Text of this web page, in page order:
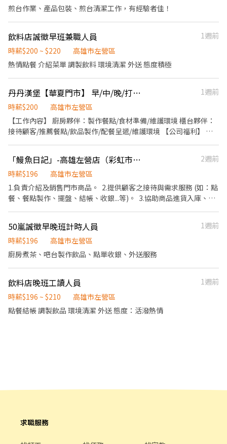
煎台作業、產品包裝、煎台清潔工作，有經驗者佳！
飲料店誠徵早班兼職人員
1週前
時薪$200 ~ $220
高雄市左營區
熱情點餐 介紹菜單 調製飲料 環境清潔 外送 態度積極
丹丹漢堡【華夏門市】 早/中/晚/打烊/清潔班夥伴(計時)
1週前
時薪$200
高雄市左營區
【工作內容】 廚房夥伴：製作餐點/食材準備/維護環境 櫃台夥伴：
接待顧客/推薦餐點/飲品製作/配餐呈遞/維護環境 【公司福利】 •
「鰻魚日記」-高雄左營店（彩虹市集）
2週前
時薪$196
高雄市左營區
1.負責介紹及銷售門市商品。 2.提供顧客之接待與需求服務 (如：點
餐、餐點製作、擺盤、結帳、收銀...等)。 3.協助商品進貨入庫、銷
個月後經考核$196～$200
50嵐誠徵早晚班計時人員
1週前
時薪$196
高雄市左營區
廚房煮茶、吧台製作飲品、點單收銀、外送服務
飲料店晚班工讀人員
1週前
時薪$196 ~ $210
高雄市左營區
點餐結帳 調製飲品 環境清潔 外送 態度：活潑熱情
求職服務